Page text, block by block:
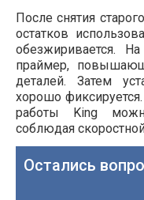
После снятия
остатков
обезжиривается.
праймер,
деталей. Затем
хорошо
работы King
соблюдая
Остались